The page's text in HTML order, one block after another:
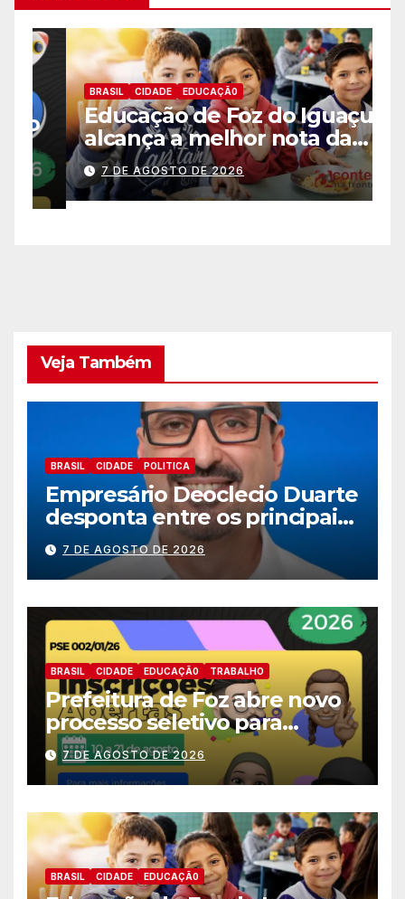
BRASIL CIDADE EDUCAÇÃ0
Educação de Foz do Iguaçu
alcança a melhor nota da
história no IDEB
7 DE AGOSTO DE 2026
Veja Também
BRASIL CIDADE POLITICA
Empresário Deoclecio Duarte
desponta entre os principais
nomes do União Brasil para
deputado estadual
7 DE AGOSTO DE 2026
BRASIL CIDADE EDUCAÇÃ0 TRABALHO
Prefeitura de Foz abre novo
processo seletivo para
estagiários
7 DE AGOSTO DE 2026
BRASIL CIDADE EDUCAÇÃ0